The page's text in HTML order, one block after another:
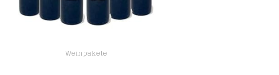
Weinpakete